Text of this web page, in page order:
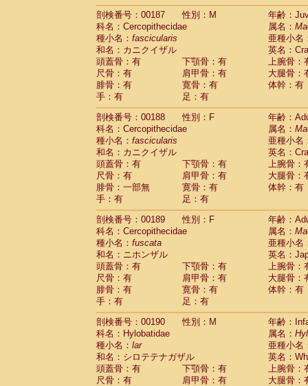
剖検番号：00187
性別：M
年齢：
科名：Cercopithecidae
属名：
種小名： fascicularis
亜種小名
和名：カニクイザル
英名：
頭蓋骨：有
下顎骨：有
上腕骨：
尺骨：有
肩甲骨：有
大腿骨：
腓骨：有
寛骨：有
体幹：有
手：有
足：有
剖検番号：00188
性別：F
年齢：
科名：Cercopithecidae
属名：
種小名： fascicularis
亜種小名
和名：カニクイザル
英名：
頭蓋骨：有
下顎骨：有
上腕骨：
尺骨：有
肩甲骨：有
大腿骨：
腓骨：一部無
寛骨：有
体幹：有
手：有
足：有
剖検番号：00189
性別：F
年齢：
科名：Cercopithecidae
属名：
種小名： fuscata
亜種小名
和名：ニホンザル
英名：
頭蓋骨：有
下顎骨：有
上腕骨：
尺骨：有
肩甲骨：有
大腿骨：
腓骨：有
寛骨：有
体幹：有
手：有
足：有
剖検番号：00190
性別：M
年齢：
科名：Hylobatidae
属名：
種小名： lar
亜種小名
和名：シロテテナガザル
英名：
頭蓋骨：有
下顎骨：有
上腕骨：
尺骨：有
肩甲骨：有
大腿骨：